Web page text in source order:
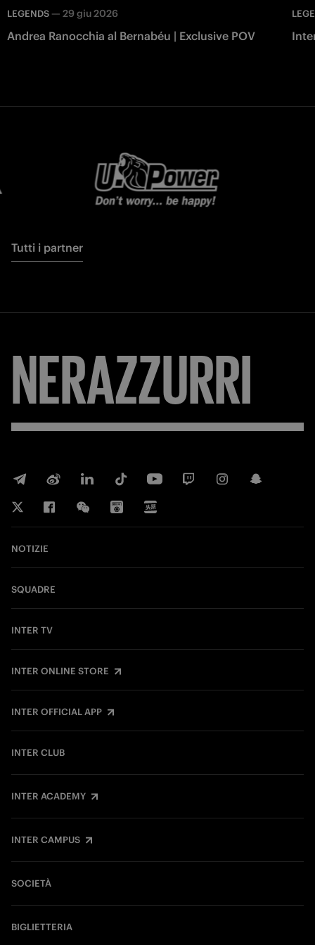
LEGENDS — 29 giu 2026
Andrea Ranocchia al Bernabéu | Exclusive POV
Tutti i partner
NERAZZURRI
NOTIZIE
SQUADRE
INTER TV
INTER ONLINE STORE
INTER OFFICIAL APP
INTER CLUB
INTER ACADEMY
INTER CAMPUS
SOCIETÀ
BIGLIETTERIA